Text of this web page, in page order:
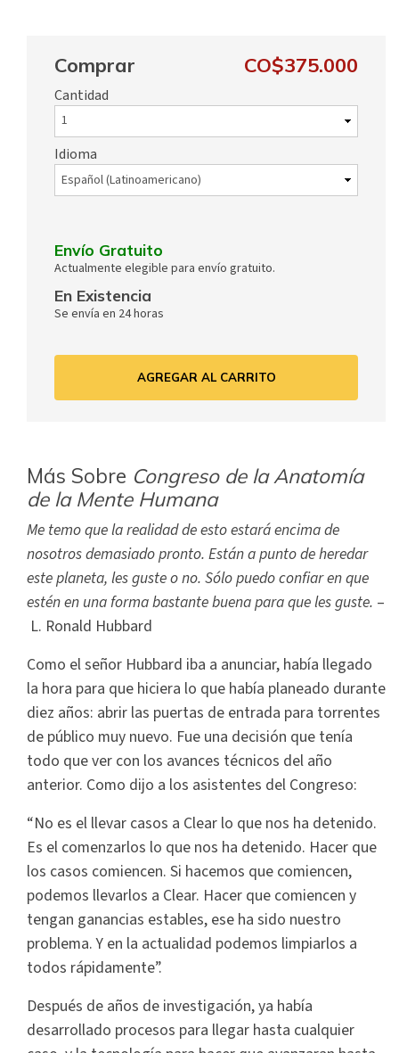
Comprar CO$375.000
Cantidad
Idioma
Envío Gratuito
Actualmente elegible para envío gratuito.
En Existencia
Se envía en 24 horas
AGREGAR AL CARRITO
Más Sobre Congreso de la Anatomía
de la Mente Humana
Me temo que la realidad de esto estará encima de
nosotros demasiado pronto. Están a punto de heredar
este planeta, les guste o no. Sólo puedo confiar en que
estén en una forma bastante buena para que les guste. –
L. Ronald Hubbard
Como el señor Hubbard iba a anunciar, había llegado
la hora para que hiciera lo que había planeado durante
diez años: abrir las puertas de entrada para torrentes
de público muy nuevo. Fue una decisión que tenía
todo que ver con los avances técnicos del año
anterior. Como dijo a los asistentes del Congreso:
“No es el llevar casos a Clear lo que nos ha detenido.
Es el comenzarlos lo que nos ha detenido. Hacer que
los casos comiencen. Si hacemos que comiencen,
podemos llevarlos a Clear. Hacer que comiencen y
tengan ganancias estables, ese ha sido nuestro
problema. Y en la actualidad podemos limpiarlos a
todos rápidamente”.
Después de años de investigación, ya había
desarrollado procesos para llegar hasta cualquier